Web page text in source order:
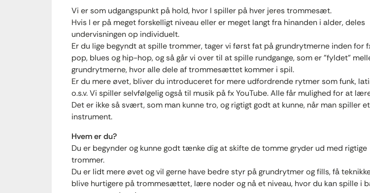
Vi er som udgangspunkt på hold, hvor I spiller på hver jeres trommesæt.
Hvis I er på meget forskelligt niveau eller er meget langt fra hinanden i alder, deles
undervisningen op individuelt.
Er du lige begyndt at spille trommer, tager vi først fat på grundrytmerne inden for
pop, blues og hip-hop, og så går vi over til at spille rundgange, som er ”fyldet”
grundrytmerne, hvor alle dele af trommesættet kommer i spil.
Er du mere øvet, bliver du introduceret for mere udfordrende rytmer som funk,
o.s.v. Vi spiller selvfølgelig også til musik på fx YouTube. Alle får mulighed for at
Det er ikke så svært, som man kunne tro, og rigtigt godt at kunne, når man spiller et
instrument.
Hvem er du?
Du er begynder og kunne godt tænke dig at skifte de tomme gryder ud med rigtige
trommer.
Du er lidt mere øvet og vil gerne have bedre styr på grundrytmer og fills, få
blive hurtigere på trommesættet, lære noder og nå et niveau, hvor du kan spille i